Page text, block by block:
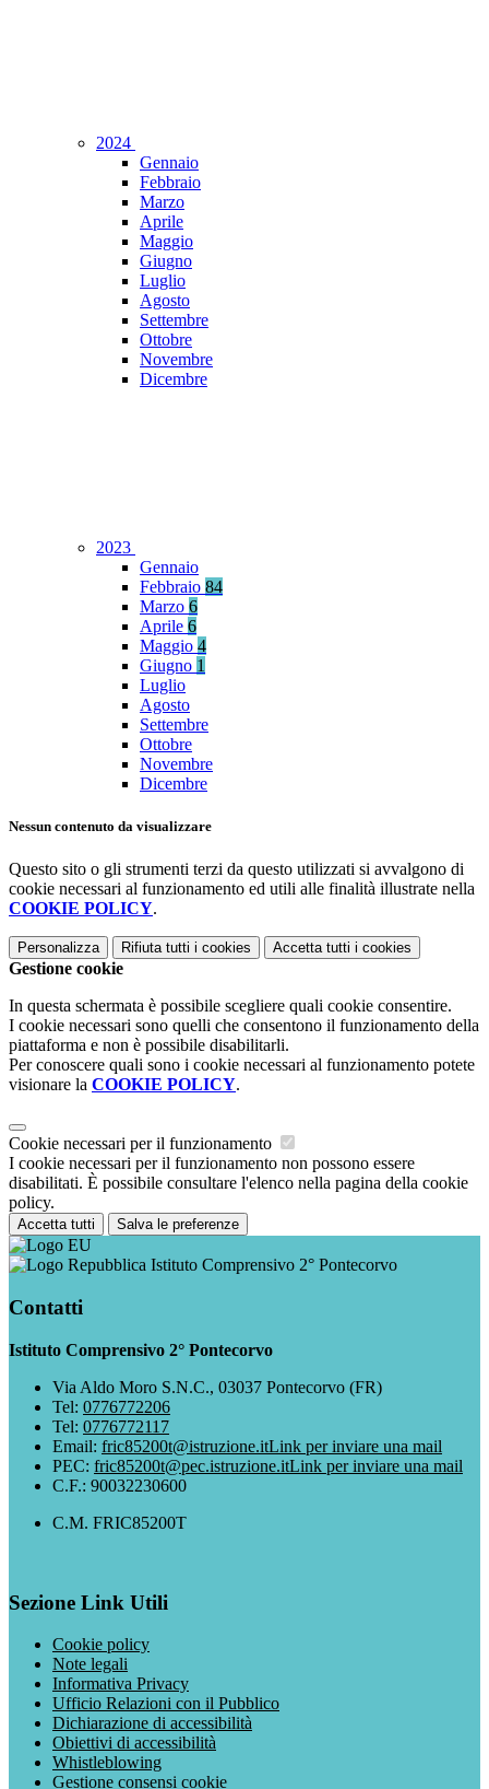
2024
Gennaio
Febbraio
Marzo
Aprile
Maggio
Giugno
Luglio
Agosto
Settembre
Ottobre
Novembre
Dicembre
2023
Gennaio
Febbraio 84
Marzo 6
Aprile 6
Maggio 4
Giugno 1
Luglio
Agosto
Settembre
Ottobre
Novembre
Dicembre
Nessun contenuto da visualizzare
Questo sito o gli strumenti terzi da questo utilizzati si avvalgono di
cookie necessari al funzionamento ed utili alle finalità illustrate nella
COOKIE POLICY.
Personalizza Rifiuta tutti i cookies Accetta tutti i cookies
Gestione cookie
In questa schermata è possibile scegliere quali cookie consentire.
I cookie necessari sono quelli che consentono il funzionamento della
piattaforma e non è possibile disabilitarli.
Per conoscere quali sono i cookie necessari al funzionamento potete
visionare la COOKIE POLICY.
Cookie necessari per il funzionamento
I cookie necessari per il funzionamento non possono essere
disabilitati. È possibile consultare l'elenco nella pagina della cookie
policy.
Accetta tutti Salva le preferenze
Istituto Comprensivo 2° Pontecorvo
Contatti
Istituto Comprensivo 2° Pontecorvo
Via Aldo Moro S.N.C., 03037 Pontecorvo (FR)
Tel: 0776772206
Tel: 0776772117
Email: fric85200t@istruzione.itLink per inviare una mail
PEC: fric85200t@pec.istruzione.itLink per inviare una mail
C.F.: 90032230600
C.M. FRIC85200T
Sezione Link Utili
Cookie policy
Note legali
Informativa Privacy
Ufficio Relazioni con il Pubblico
Dichiarazione di accessibilità
Obiettivi di accessibilità
Whistleblowing
Gestione consensi cookie